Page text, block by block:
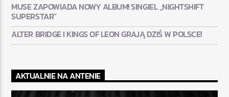
MUSE ZAPOWIADA NOWY ALBUM! SINGIEL „NIGHTSHIFT
SUPERSTAR”
ALTER BRIDGE I KINGS OF LEON GRAJĄ DZIŚ W POLSCE!
AKTUALNIE NA ANTENIE